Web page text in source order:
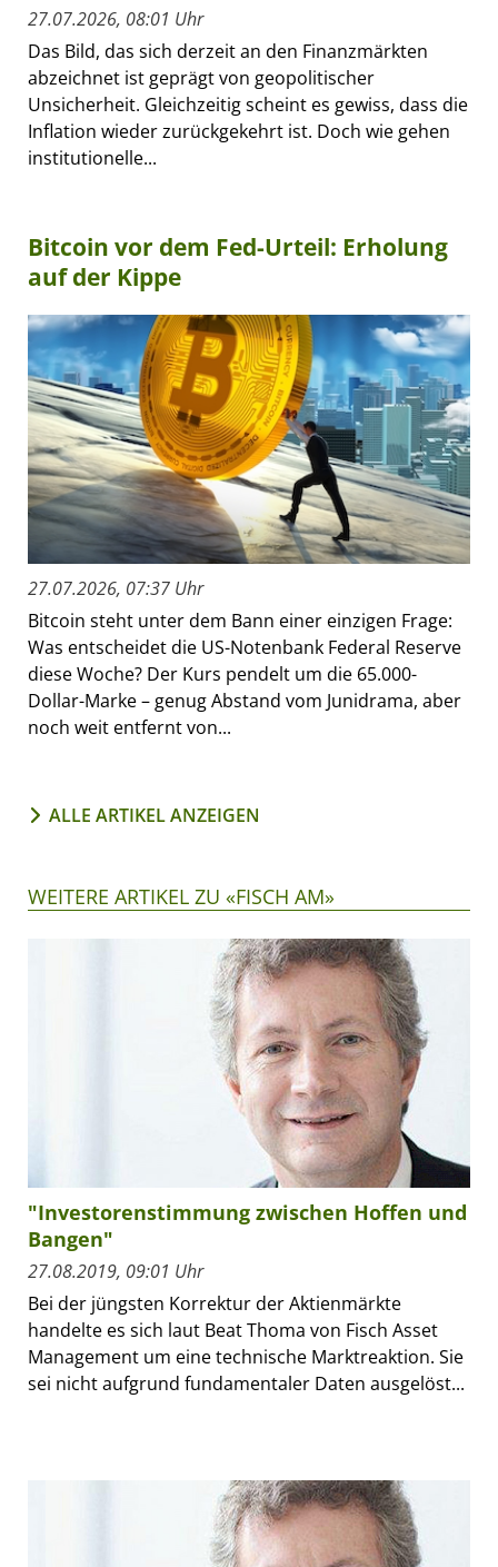
27.07.2026, 08:01 Uhr
Das Bild, das sich derzeit an den Finanzmärkten
abzeichnet ist geprägt von geopolitischer
Unsicherheit. Gleichzeitig scheint es gewiss, dass die
Inflation wieder zurückgekehrt ist. Doch wie gehen
institutionelle...
Bitcoin vor dem Fed-Urteil: Erholung
auf der Kippe
27.07.2026, 07:37 Uhr
Bitcoin steht unter dem Bann einer einzigen Frage:
Was entscheidet die US-Notenbank Federal Reserve
diese Woche? Der Kurs pendelt um die 65.000-
Dollar-Marke – genug Abstand vom Junidrama, aber
noch weit entfernt von...
ALLE ARTIKEL ANZEIGEN
WEITERE ARTIKEL ZU «FISCH AM»
"Investorenstimmung zwischen Hoffen und
Bangen"
27.08.2019, 09:01 Uhr
Bei der jüngsten Korrektur der Aktienmärkte
handelte es sich laut Beat Thoma von Fisch Asset
Management um eine technische Marktreaktion. Sie
sei nicht aufgrund fundamentaler Daten ausgelöst...